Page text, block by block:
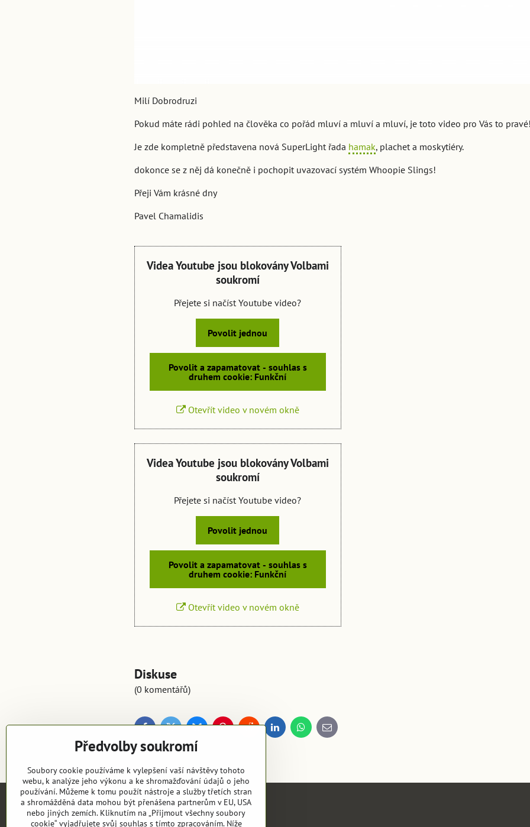
Milí Dobrodruzi
Pokud máte rádi pohled na člověka co pořád mluví a mluví a mluví, je toto video pro Vás to
Je zde kompletně představena nová SuperLight řada hamak, plachet a moskytiéry.
dokonce se z něj dá konečně i pochopit uvazovací systém Whoopie Slings!
Přeji Vám krásné dny
Pavel Chamalidis
Videa Youtube jsou blokovány Volbami
soukromí
Přejete si načíst Youtube video?
Povolit jednou
Povolit a zapamatovat - souhlas s
druhem cookie: Funkční
Otevřít video v novém okně
Videa Youtube jsou blokovány Volbami
soukromí
Přejete si načíst Youtube video?
Povolit jednou
Povolit a zapamatovat - souhlas s
druhem cookie: Funkční
Otevřít video v novém okně
Diskuse
(0 komentářů)
RedditLinkedInWhatsApp
E-
mail
Předvolby soukromí
Soubory cookie používáme k vylepšení vaší návštěvy tohoto
webu, k analýze jeho výkonu a ke shromažďování údajů o jeho
používání. Můžeme k tomu použít nástroje a služby třetích stran
a shromážděná data mohou být přenášena partnerům v EU, USA
nebo jiných zemích. Kliknutím na „Přijmout všechny soubory
cookie“ vyjadřujete svůj souhlas s tímto zpracováním. Níže